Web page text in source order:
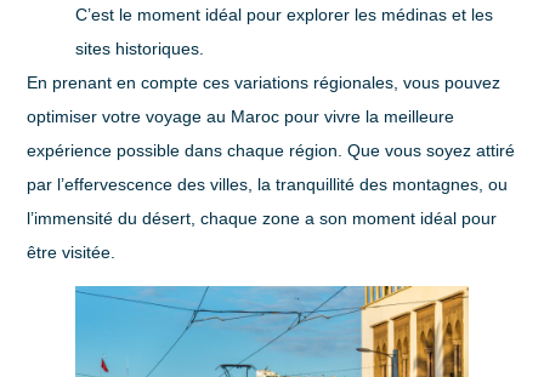
C’est le moment idéal pour explorer les médinas et les
sites historiques.
En prenant en compte ces variations régionales, vous pouvez
optimiser votre voyage au Maroc pour vivre la meilleure
expérience possible dans chaque région. Que vous soyez attiré
par l’effervescence des villes, la tranquillité des montagnes, ou
l’immensité du désert, chaque zone a son moment idéal pour
être visitée.